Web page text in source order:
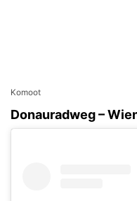
Komoot
Donauradweg –